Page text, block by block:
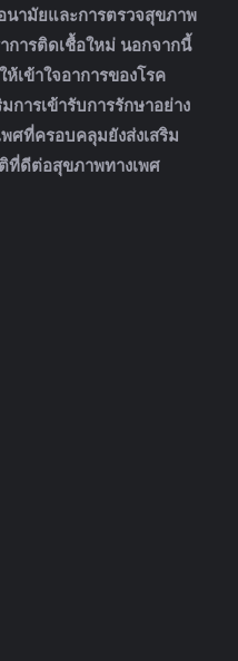
นามัยและการตรวจสุขภาพ
การติดเชื้อใหม่ นอกจากนี้
เข้าใจอาการของโรค
การเข้ารับการรักษาอย่าง
ศที่ครอบคลุมยังส่งเสริม
ที่ดีต่อสุขภาพทางเพศ